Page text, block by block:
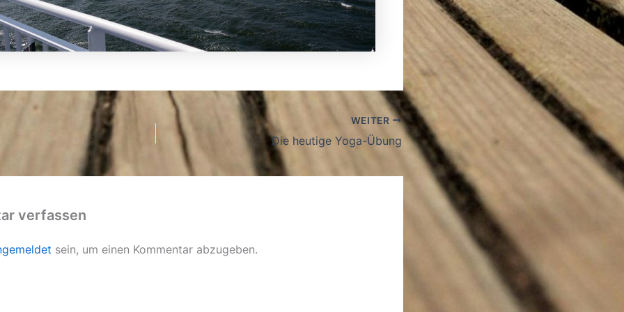
WEITER
Die heutige Yoga-Übung
verfassen
sein, um einen Kommentar abzugeben.